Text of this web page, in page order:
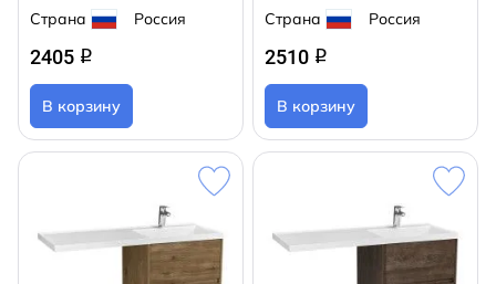
Страна
Россия
2405 q
В корзину
Страна
Россия
2510 q
В корзину